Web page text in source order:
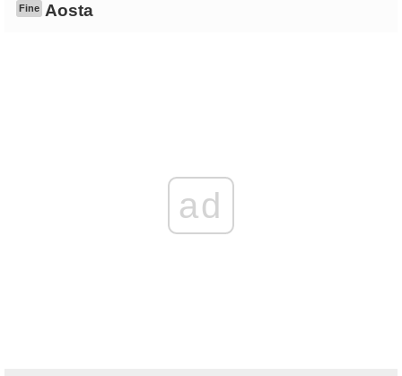
Fine Aosta
ad